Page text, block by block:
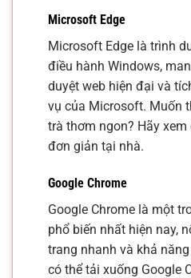
Microsoft Edge
Microsoft Edge là trình
điều hành Windows,
duyệt web hiện đại và
vụ của Microsoft. Muốn
trà thơm ngon? Hãy
đơn giản tại nhà.
Google Chrome
Google Chrome là một
phổ biến nhất hiện nay,
trang nhanh và khả
có thể tải xuống Google